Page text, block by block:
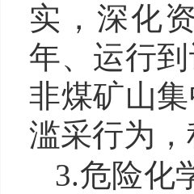
实，深化
年、运行
非煤矿山
滥采行为
3.危险化